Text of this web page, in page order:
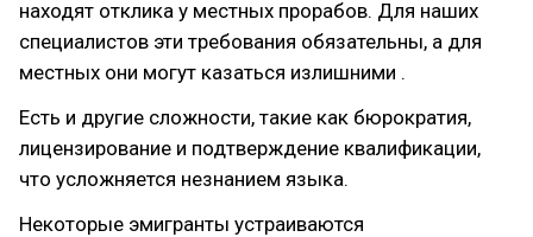
находят отклика у местных прорабов. Для наших
специалистов эти требования обязательны, а для
местных они могут казаться излишними .
Есть и другие сложности, такие как бюрократия,
лицензирование и подтверждение квалификации,
что усложняется незнанием языка.
Некоторые эмигранты устраиваются